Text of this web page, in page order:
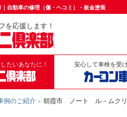
自動車の修理（傷・ヘコミ）・板金塗装
を応援します！
たいあなたに！ 安心して車検を受
例のご紹介 朝霞市 ノート ル－ムク